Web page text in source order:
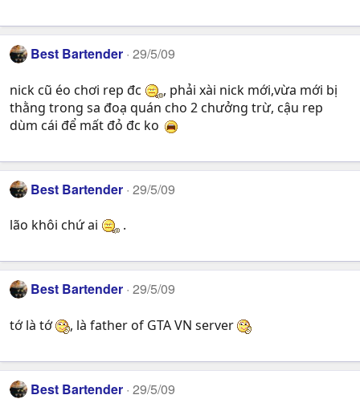
Best Bartender 29/5/09
nick cũ éo chơi rep đc
, phải xài nick mới,vừa mới bị
thằng trong sa đoạ quán cho 2 chưởng trừ, cậu rep
dùm cái để mất đỏ đc ko
Best Bartender 29/5/09
lão khôi chứ ai .
Best Bartender 29/5/09
tớ là tớ , là father of GTA VN server
Best Bartender 29/5/09